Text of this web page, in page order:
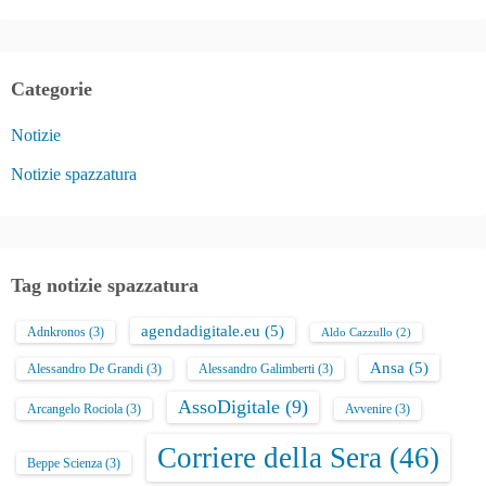
Categorie
Notizie
Notizie spazzatura
Tag notizie spazzatura
Adnkronos (3) agendadigitale.eu (5) Aldo Cazzullo (2)
Alessandro De Grandi (3) Alessandro Galimberti (3) Ansa (5)
Arcangelo Rociola (3) AssoDigitale (9) Avvenire (3)
Beppe Scienza (3) Corriere della Sera (46)